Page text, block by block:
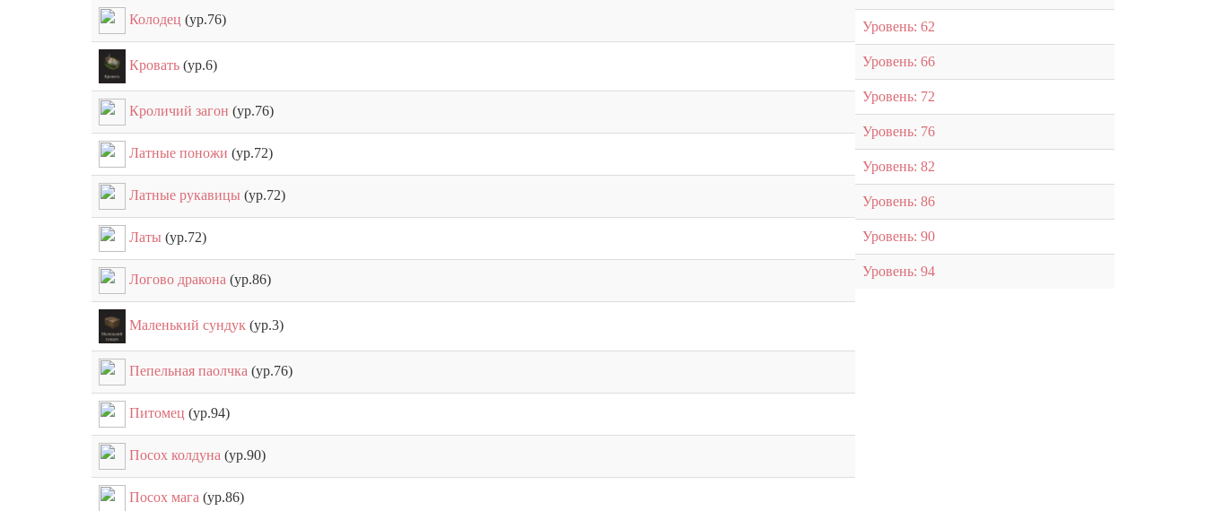
Колодец (ур.76)
Кровать (ур.6)
Кроличий загон (ур.76)
Латные поножи (ур.72)
Латные рукавицы (ур.72)
Латы (ур.72)
Логово дракона (ур.86)
Маленький сундук (ур.3)
Пепельная паолчка (ур.76)
Питомец (ур.94)
Посох колдуна (ур.90)
Посох мага (ур.86)
Уровень: 62
Уровень: 66
Уровень: 72
Уровень: 76
Уровень: 82
Уровень: 86
Уровень: 90
Уровень: 94